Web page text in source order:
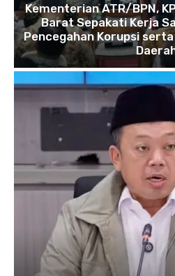
Kementerian ATR/BPN,
Barat Sepakati Kerja
Pencegahan Korupsi